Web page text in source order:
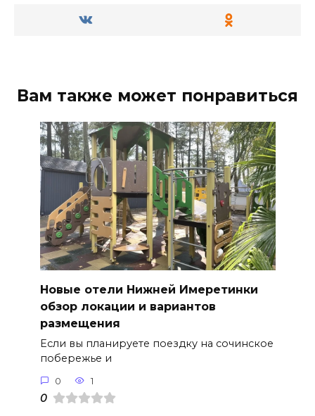
Вам также может понравиться
Новые отели Нижней Имеретинки
обзор локации и вариантов
размещения
Если вы планируете поездку на сочинское
побережье и
0 1
0